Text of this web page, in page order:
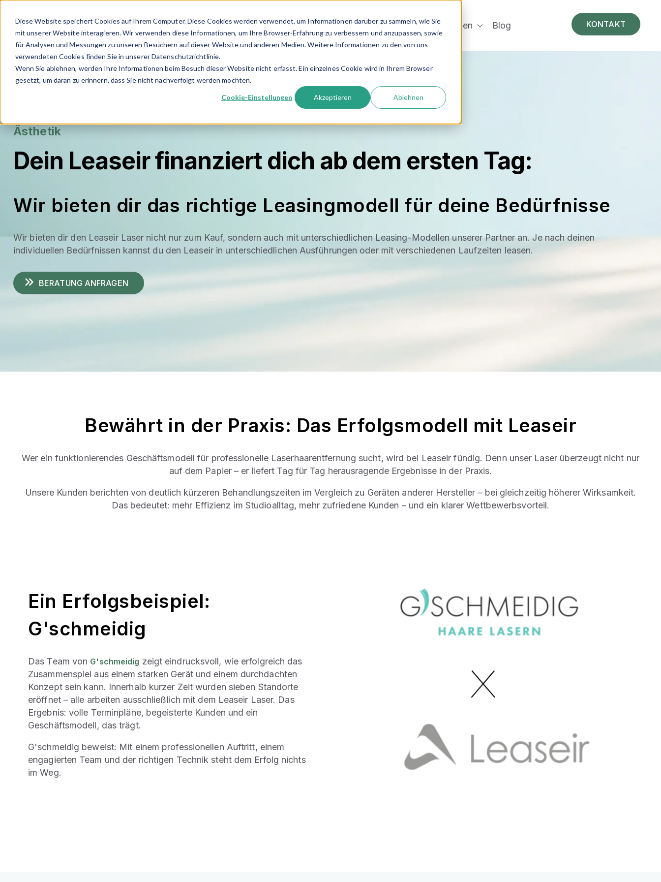
Diese Website speichert Cookies auf Ihrem Computer. Diese Cookies werden verwendet, um Informationen darüber zu sammeln, wie Sie
mit unserer Website interagieren. Wir verwenden diese Informationen, um Ihre Browser-Erfahrung zu verbessern und anzupassen, sowie
für Analysen und Messungen zu unseren Besuchern auf dieser Website und anderen Medien. Weitere Informationen zu den von uns
verwendeten Cookies finden Sie in unserer Datenschutzrichtlinie.
Wenn Sie ablehnen, werden Ihre Informationen beim Besuch dieser Website nicht erfasst. Ein einzelnes Cookie wird in Ihrem Browser
gesetzt, um daran zu erinnern, dass Sie nicht nachverfolgt werden möchten.
Cookie-Einstellungen Akzeptieren Ablehnen
Dermatologie-Anwendungen Show submenu for Dermatologie-Anwendungen
Laserhaarentfernung Show submenu for Laserhaarentfernung
Service Unternehmen Show submenu for Unternehmen
Blog KONTAKT
Ästhetik
Dein Leaseir finanziert dich ab dem ersten Tag:
Wir bieten dir das richtige Leasingmodell für deine Bedürfnisse
Wir bieten dir den Leaseir Laser nicht nur zum Kauf, sondern auch mit unterschiedlichen Leasing-Modellen unserer Partner an. Je nach deinen
individuellen Bedürfnissen kannst du den Leaseir in unterschiedlichen Ausführungen oder mit verschiedenen Laufzeiten leasen.
BERATUNG ANFRAGEN
Bewährt in der Praxis: Das Erfolgsmodell mit Leaseir
Wer ein funktionierendes Geschäftsmodell für professionelle Laserhaarentfernung sucht, wird bei Leaseir fündig. Denn unser Laser überzeugt nicht nur
auf dem Papier – er liefert Tag für Tag herausragende Ergebnisse in der Praxis.
Unsere Kunden berichten von deutlich kürzeren Behandlungszeiten im Vergleich zu Geräten anderer Hersteller – bei gleichzeitig höherer Wirksamkeit.
Das bedeutet: mehr Effizienz im Studioalltag, mehr zufriedene Kunden – und ein klarer Wettbewerbsvorteil.
Ein Erfolgsbeispiel:
G'schmeidig
Das Team von G'schmeidig zeigt eindrucksvoll, wie erfolgreich das
Zusammenspiel aus einem starken Gerät und einem durchdachten
Konzept sein kann. Innerhalb kurzer Zeit wurden sieben Standorte
eröffnet – alle arbeiten ausschließlich mit dem Leaseir Laser. Das
Ergebnis: volle Terminpläne, begeisterte Kunden und ein
Geschäftsmodell, das trägt.
G'schmeidig beweist: Mit einem professionellen Auftritt, einem
engagierten Team und der richtigen Technik steht dem Erfolg nichts
im Weg.